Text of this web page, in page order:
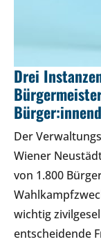
Drei
Der
Wiener
von 1.800
wichtig
entscheidende